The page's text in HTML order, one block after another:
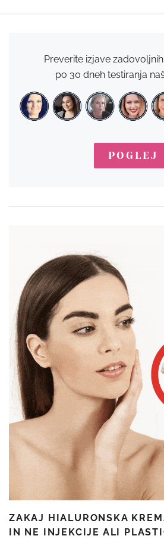
Preverite izjave
po 30 dneh testiranja
POGLEJ
ZAKAJ HIALURONSKA
IN NE INJEKCIJE ALI